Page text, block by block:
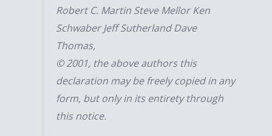
Robert C. Martin Steve Mellor Ken
Schwaber Jeff Sutherland Dave
Thomas,
© 2001, the above authors this
declaration may be freely copied in any
form, but only in its entirety through
this notice.